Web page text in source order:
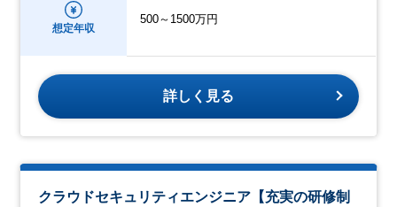
想定年収
500～1500万円
詳しく見る
クラウドセキュリティエンジニア【充実の研修制